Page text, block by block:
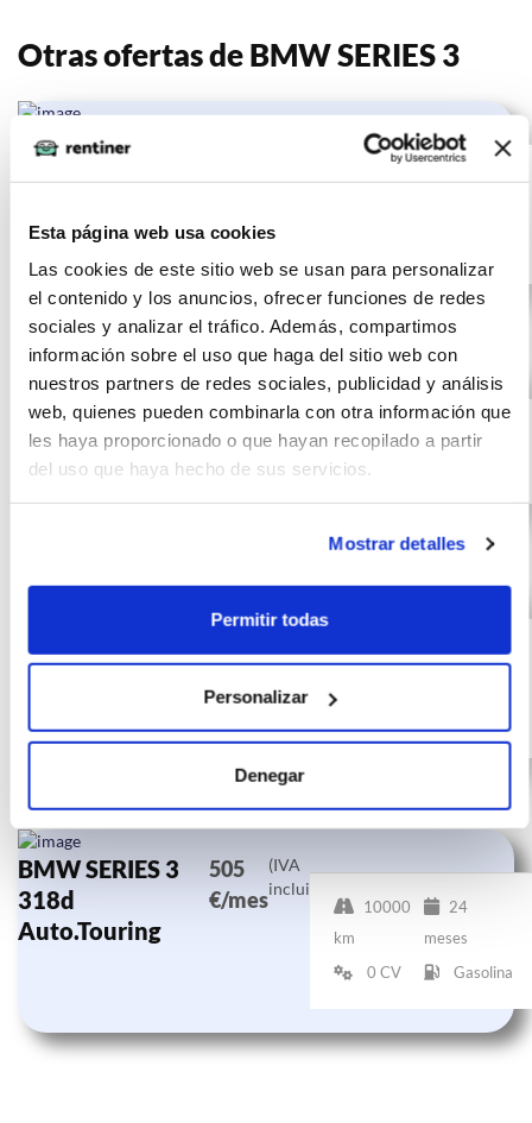
Esta página web usa cookies
Las cookies de este sitio web se usan para personalizar
el contenido y los anuncios, ofrecer funciones de redes
sociales y analizar el tráfico. Además, compartimos
información sobre el uso que haga del sitio web con
nuestros partners de redes sociales, publicidad y análisis
web, quienes pueden combinarla con otra información que
les haya proporcionado o que hayan recopilado a partir
del uso que haya hecho de sus servicios.
Mostrar detalles
Permitir todas
Personalizar
Denegar
Otras ofertas de BMW SERIES 3
BMW SERIES 3
10000
24 meses
BMW SERIES
3 320e
536
€/mes
(IVA
incluido)
10000 km
24 meses
0 CV
318d Auto.
659
(IVA
10000
24 meses
BMW SERIES 3
318d
Auto.Touring
505
€/mes
(IVA
incluido)
10000
km
24
meses
0 CV
Gasolina